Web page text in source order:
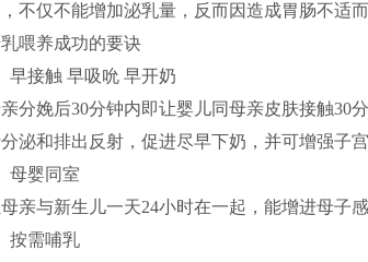
不仅不能增加泌乳量，反而因造成胃肠不适而
喂养成功的要诀
早接触 早吸吮 早开奶
分娩后30分钟内即让婴儿同母亲皮肤接触30
泌和排出反射，促进尽早下奶，并可增强子
母婴同室
亲与新生儿一天24小时在一起，能增进母子
按需哺乳